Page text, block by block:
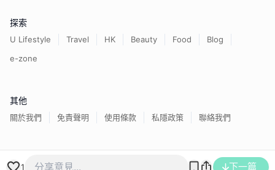
1 下一篇
探索
U Lifestyle Travel HK Beauty Food
Blog
e-zone
其他
關於我們 免責聲明 使用條款 私隱政策 聯絡我們
香港經濟日報版權所有©